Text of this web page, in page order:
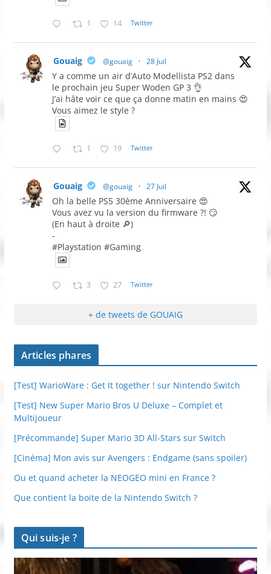
1 14 Twitter
Gouaig @gouaig · 28 Juil
Y a comme un air d’Auto Modellista PS2 dans
le prochain jeu Super Woden GP 3 👌
J’ai hâte voir ce que ça donne matin en mains 😍
Vous aimez le style ?
1 19 Twitter
Gouaig @gouaig · 27 Juil
Oh la belle PS5 30ème Anniversaire 😍
Vous avez vu la version du firmware ?! 😏
(En haut à droite 🔎)
-
#Playstation #Gaming
3 27 Twitter
+ de tweets de GOUAIG
Articles phares
[Test] WarioWare : Get It together ! sur Nintendo Switch
[Test] New Super Mario Bros U Deluxe – Complet et
Multijoueur
[Précommande] Super Mario 3D All-Stars sur Switch
[Cinéma] Mon avis sur Avengers : Endgame (sans spoiler)
Ou et quand acheter la NEOGEO mini en France ?
Que contient la boite de la Nintendo Switch ?
Qui suis-je ?